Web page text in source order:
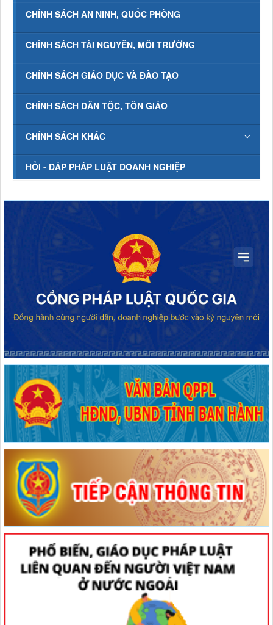
CHÍNH SÁCH AN NINH, QUỐC PHÒNG
CHÍNH SÁCH TÀI NGUYÊN, MÔI TRƯỜNG
CHÍNH SÁCH GIÁO DỤC VÀ ĐÀO TẠO
CHÍNH SÁCH DÂN TỘC, TÔN GIÁO
CHÍNH SÁCH KHÁC
HỎI - ĐÁP PHÁP LUẬT DOANH NGHIỆP